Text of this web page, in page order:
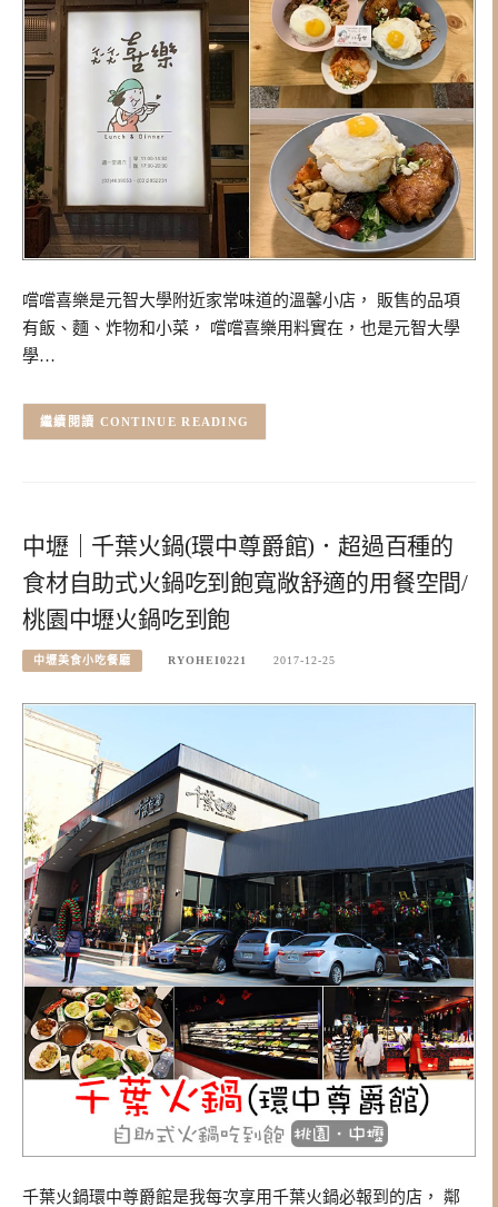
嚐嚐喜樂是元智大學附近家常味道的溫馨小店， 販售的品項
有飯、麵、炸物和小菜， 嚐嚐喜樂用料實在，也是元智大學
學…
CONTINUE READING
中壢｜千葉火鍋(環中尊爵館)．超過百種的
食材自助式火鍋吃到飽寬敞舒適的用餐空間/
桃園中壢火鍋吃到飽
中壢美食小吃餐廳 RYOHEI0221 2017-12-25
千葉火鍋環中尊爵館是我每次享用千葉火鍋必報到的店， 鄰